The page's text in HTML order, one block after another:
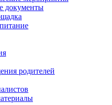
документы
родителей